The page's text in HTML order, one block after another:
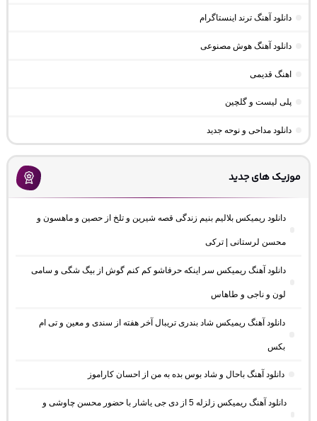
دانلود آهنگ ترند اینستاگرام
دانلود آهنگ هوش مصنوعی
اهنگ قدیمی
پلی لیست و گلچین
دانلود مداحی و نوحه جدید
موزیک های جدید
دانلود ریمیکس بلالیم بنیم زندگی قصه شیرین و تلخ از حصین و ماهسون و
محسن لرستانی | ترکی
دانلود آهنگ ریمیکس سر اینکه حرفاشو کم کنم گوش از بیگ شگی و سامی
لون و ناجی و طاهاس
دانلود آهنگ ریمیکس شاد بندری تریبال آخر هفته از سندی و معین و تی ام
بکس
دانلود آهنگ باحال و شاد بوس بده به من از احسان کاراموز
دانلود آهنگ ریمیکس زلزله 5 از دی جی یاشار با حضور محسن چاوشی و